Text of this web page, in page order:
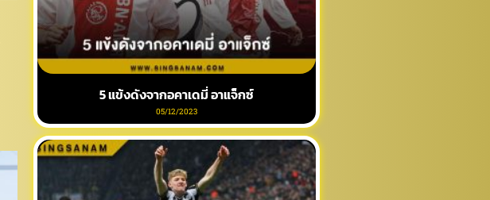
5 แข้งดังจากอคาเดมี่ อาแจ็กซ์
05/12/2023